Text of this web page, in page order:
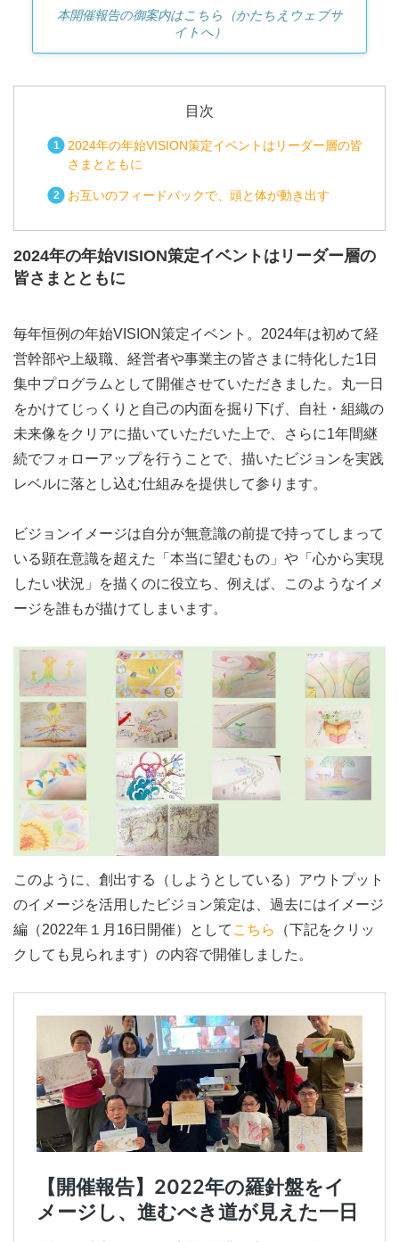
本開催報告の御案内はこちら（かたちえウェブサ
イトへ）
目次
2024年の年始VISION策定イベントはリーダー層の皆
さまとともに
お互いのフィードバックで、頭と体が動き出す
2024年の年始VISION策定イベントはリーダー層の
皆さまとともに
毎年恒例の年始VISION策定イベント。2024年は初めて経
営幹部や上級職、経営者や事業主の皆さまに特化した1日
集中プログラムとして開催させていただきました。丸一日
をかけてじっくりと自己の内面を掘り下げ、自社・組織の
未来像をクリアに描いていただいた上で、さらに1年間継
続でフォローアップを行うことで、描いたビジョンを実践
レベルに落とし込む仕組みを提供して参ります。
ビジョンイメージは自分が無意識の前提で持ってしまって
いる顕在意識を超えた「本当に望むもの」や「心から実現
したい状況」を描くのに役立ち、例えば、このようなイメ
ージを誰もが描けてしまいます。
このように、創出する（しようとしている）アウトプット
のイメージを活用したビジョン策定は、過去にはイメージ
編（2022年１月16日開催）として こちら
（下記をクリッ
クしても見られます）の内容で開催しました。